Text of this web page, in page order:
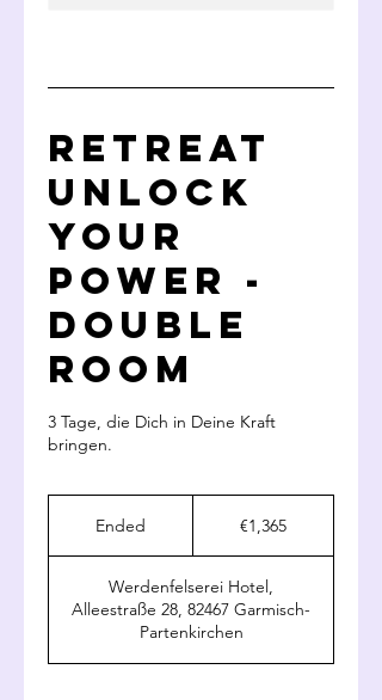
RETREAT
Unlock
your
power -
Double
Room
3 Tage, die Dich in Deine Kraft
bringen.
Ended
e
d
€1,365
Werdenfelserei Hotel,
Alleestraße 28, 82467 Garmisch-
Partenkirchen